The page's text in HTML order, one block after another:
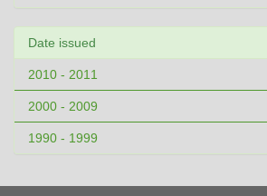
Date issued
2010 - 2011
2000 - 2009
1990 - 1999